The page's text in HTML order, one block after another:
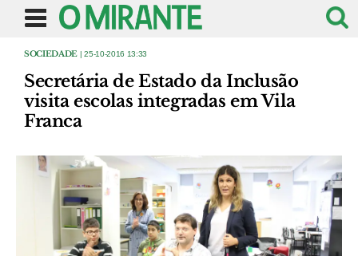
SOCIEDADE | 25-10-2016 13:33
Secretária de Estado da Inclusão
visita escolas integradas em Vila
Franca